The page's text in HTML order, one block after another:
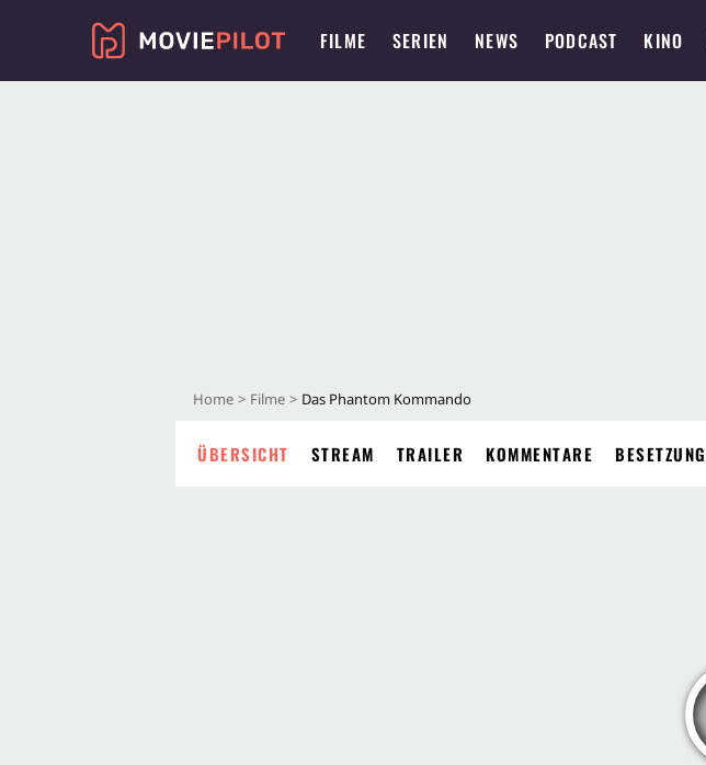
FILME SERIEN NEWS PODCAST KINO
Home Filme Das Phantom Kommando
ÜBERSICHT STREAM TRAILER KOMMENTARE BESETZUNG